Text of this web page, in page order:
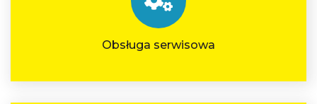
Obsługa serwisowa